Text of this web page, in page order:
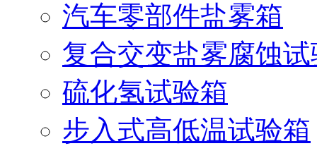
汽车零部件盐雾箱
复合交变盐雾腐蚀
硫化氢试验箱
步入式高低温试验箱